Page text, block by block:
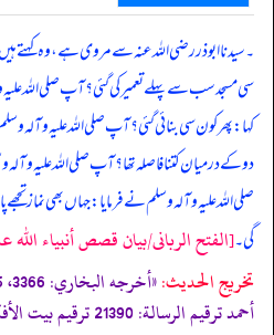
۔ سیدنا ابو ذر رضی اللہ عنہ سے مروی ہے، وہ
سی مسجد سب سے پہلے تعمیر کی گئی؟ آپ صلی اللہ
کہا: پھر کون سی بنائی گئی؟ آپ صلی اللہ علیہ وآلہ
دو کے درمیان کتنا فاصلہ تھا؟ آپ صلی اللہ علیہ
صلی اللہ علیہ وآلہ وسلم نے فرمایا: جہاں بھی نماز
گی۔[الفتح الربانی/بيان قصص أنبياء الله
تخریج الحدیث:
أحمد ترقيم الرسالة: 21390 ترقیم بيت الأفكار الدولية: 21718»